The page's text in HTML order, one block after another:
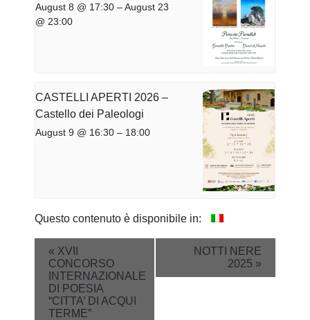
August 8 @ 17:30 –August 23
@ 23:00
CASTELLI APERTI 2026 –
Castello dei Paleologi
August 9 @ 16:30 – 18:00
Questo contenuto è disponibile in:
Event
Navigation
« XVII
CONCORSO
INTERNAZIONALE
DI POESIA
“CITTA’ DI ACQUI
TERME”
NOTTI NERE
2025 »